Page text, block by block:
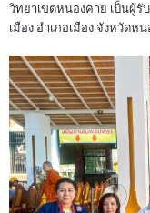
วิทยาเขตหนองคาย เป็นผู้
เมือง อำเภอเมือง จังหวัดห